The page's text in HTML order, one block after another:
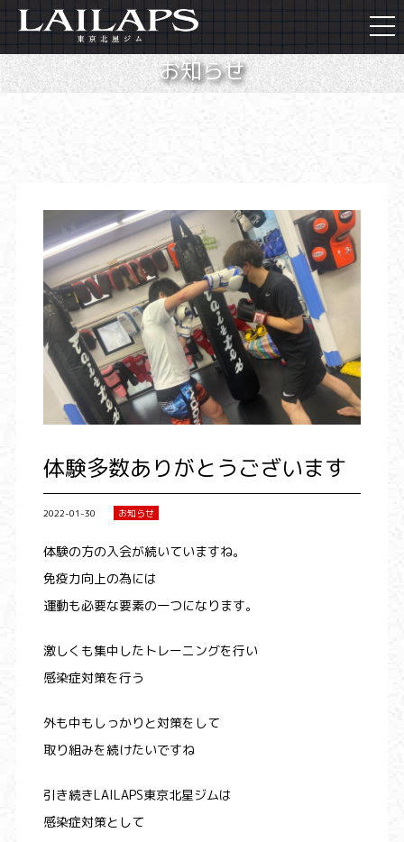
お知らせ
体験多数ありがとうございます
2022-01-30 お知らせ
体験の方の入会が続いていますね。
免疫力向上の為には
運動も必要な要素の一つになります。
激しくも集中したトレーニングを行い
感染症対策を行う
外も中もしっかりと対策をして
取り組みを続けたいですね
引き続きLAILAPS東京北星ジムは
感染症対策として